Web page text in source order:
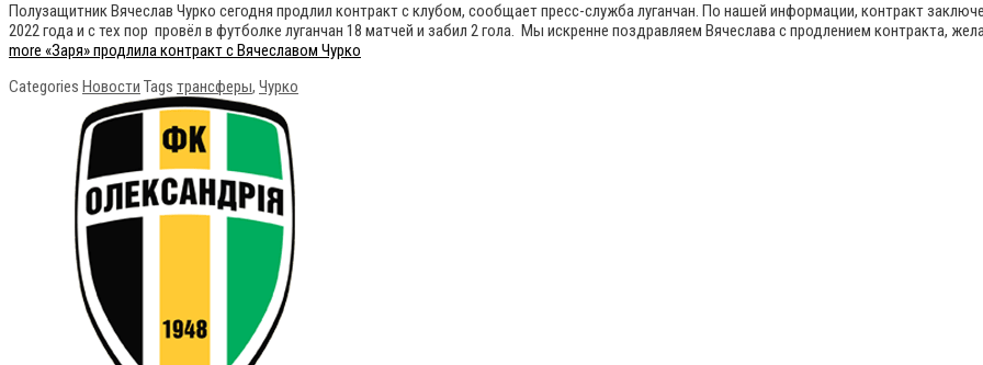
Полузащитник Вячеслав Чурко сегодня продлил контракт с клубом, сообщает пресс-служба луганчан. По нашей информации, контракт
2022 года и с тех пор провёл в футболке луганчан 18 матчей и забил 2 гола. Мы искренне поздравляем Вячеслава с продлением контракта,
more «Заря» продлила контракт с Вячеславом Чурко
Categories Новости Tags трансферы, Чурко